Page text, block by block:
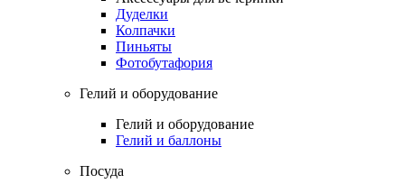
Дуделки
Колпачки
Пиньяты
Фотобутафория
Гелий и оборудование
Гелий и оборудование
Гелий и баллоны
Посуда